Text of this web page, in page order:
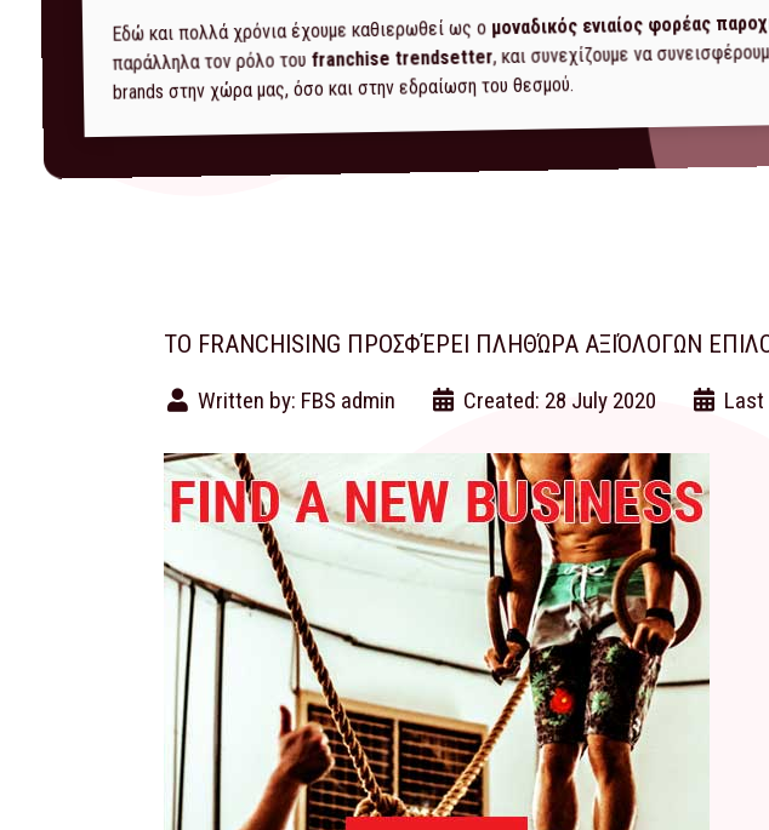
Εδώ και πολλά χρόνια έχουμε καθιερωθεί ως ο μοναδικός ενιαίος φορέας
παράλληλα τον ρόλο του franchise trendsetter, και συνεχίζουμε να
brands στην χώρα μας, όσο και στην εδραίωση του θεσμού.
ΤΟ FRANCHISING ΠΡΟΣΦΈΡΕΙ ΠΛΗΘΏΡΑ ΑΞΙΌΛΟΓΩΝ
Written by: FBS admin Created: 28 July 2020 Last